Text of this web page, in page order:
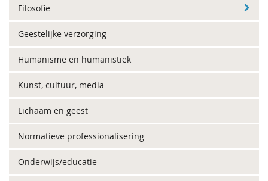
Filosofie
Geestelijke verzorging
Humanisme en humanistiek
Kunst, cultuur, media
Lichaam en geest
Normatieve professionalisering
Onderwijs/educatie